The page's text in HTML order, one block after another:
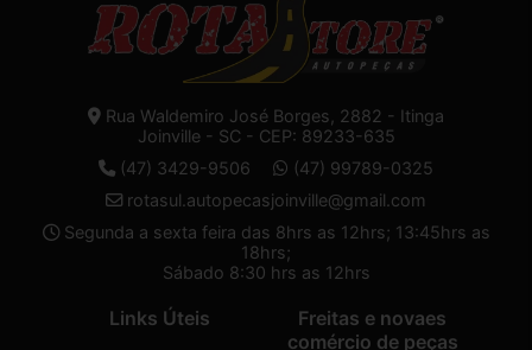
Rua Waldemiro José Borges, 2882 - Itinga
Joinville - SC - CEP: 89233-635
(47) 3429-9506
(47) 99789-0325
rotasul.autopecasjoinville@gmail.com
Segunda a sexta feira das 8hrs as 12hrs; 13:45hrs as
18hrs;
Sábado 8:30 hrs as 12hrs
Links Úteis
Freitas e novaes
comércio de peças